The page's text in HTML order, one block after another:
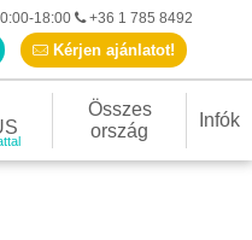
18:00
+36 1 785 8492
Kérjen ajánlatot!
Összes
ország
Infók